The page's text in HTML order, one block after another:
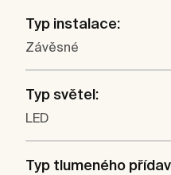
Typ instalace:
Závěsné
Typ světel:
LED
Typ tlumeného